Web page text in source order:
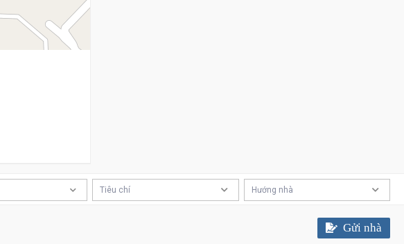
Tiêu chí Hướng nhà
Gửi nhà